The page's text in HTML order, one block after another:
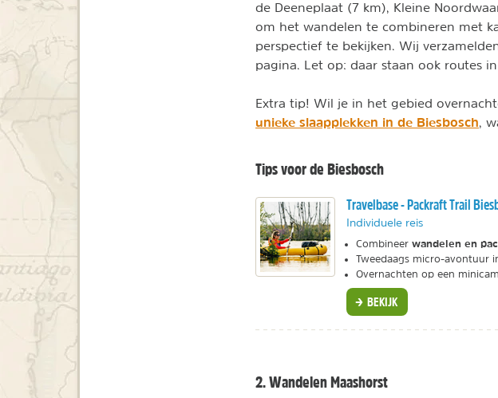
de Deeneplaat (7 km), Kleine
om het wandelen te combineren met
perspectief te bekijken. Wij
pagina. Let op: daar staan ook routes
Extra tip! Wil je in het gebied
unieke slaapplekken in de Biesbosch,
Tips voor de Biesbosch
Travelbase - Packraft Trail
Individuele reis
Combineer wandelen en
Tweedaags micro-avontuur
Overnachten op een
BEKIJK
2. Wandelen Maashorst